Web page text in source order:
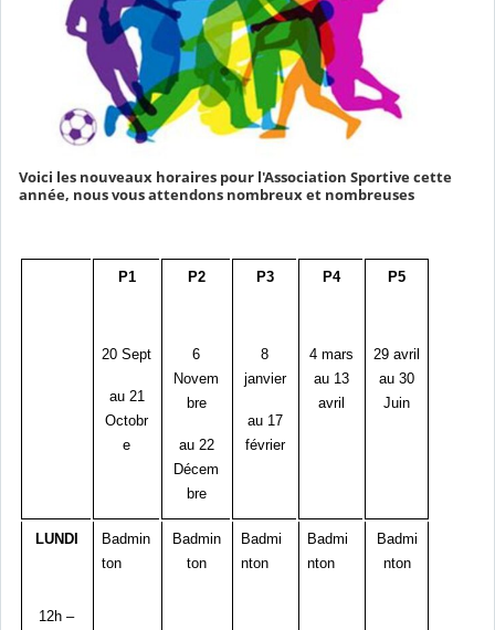
Voici les nouveaux horaires pour l'Association Sportive cette
année, nous vous attendons nombreux et nombreuses
P1
20 Sept
au 21
Octobr
e
P2
6
Novem
bre
au 22
Décem
bre
P3
8
janvier
au 17
février
P4
4 mars
au 13
avril
P5
29 avril
au 30
Juin
LUNDI
12h –
Badmin
ton
Badmin
ton
Badmi
nton
Badmi
nton
Badmi
nton